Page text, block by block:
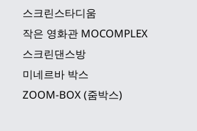
스크린스타디움
작은 영화관 MOCOMPLEX
스크린댄스방
미네르바 박스
ZOOM-BOX (줌박스)